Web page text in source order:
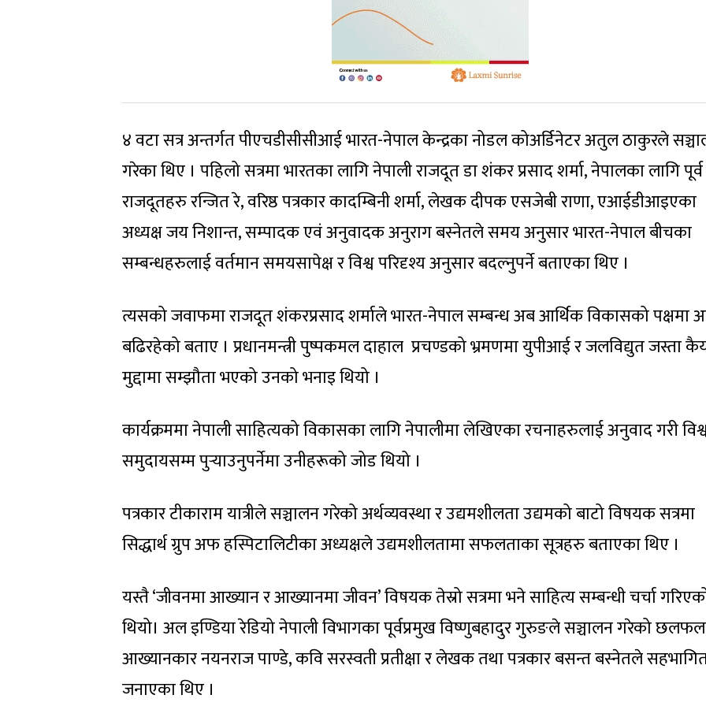
४ वटा सत्र अन्तर्गत पीएचडीसीसीआई भारत-नेपाल केन्द्रका नोडल कोअर्डिनेटर अतुल ठाकुरले
गरेका थिए । पहिलो सत्रमा भारतका लागि नेपाली राजदूत डा शंकर प्रसाद शर्मा, नेपालका लागि पूर्व
राजदूतहरु रन्जित रे, वरिष्ठ पत्रकार कादम्बिनी शर्मा, लेखक दीपक एसजेबी राणा, एआईडीआइएका
अध्यक्ष जय निशान्त, सम्पादक एवं अनुवादक अनुराग बस्नेतले समय अनुसार भारत-नेपाल बीचका
सम्बन्धहरुलाई वर्तमान समयसापेक्ष र विश्व परिदृश्य अनुसार बदल्नुपर्ने बताएका थिए ।
त्यसको जवाफमा राजदूत शंकरप्रसाद शर्माले भारत-नेपाल सम्बन्ध अब आर्थिक विकासको पक्षमा
बढिरहेको बताए । प्रधानमन्त्री पुष्पकमल दाहाल प्रचण्डको भ्रमणमा युपीआई र जलविद्युत जस्ता
मुद्दामा सम्झौता भएको उनको भनाइ थियो ।
कार्यक्रममा नेपाली साहित्यको विकासका लागि नेपालीमा लेखिएका रचनाहरुलाई अनुवाद गरी
समुदायसम्म पुर्‍याउनुपर्नेमा उनीहरूको जोड थियो ।
पत्रकार टीकाराम यात्रीले सञ्चालन गरेको अर्थव्यवस्था र उद्यमशीलता उद्यमको बाटो विषयक सत्रमा
सिद्धार्थ ग्रुप अफ हस्पिटालिटीका अध्यक्षले उद्यमशीलतामा सफलताका सूत्रहरु बताएका थिए ।
यस्तै ‘जीवनमा आख्यान र आख्यानमा जीवन’ विषयक तेस्रो सत्रमा भने साहित्य सम्बन्धी चर्चा
थियो। अल इण्डिया रेडियो नेपाली विभागका पूर्वप्रमुख विष्णुबहादुर गुरुङले सञ्चालन गरेको
आख्यानकार नयनराज पाण्डे, कवि सरस्वती प्रतीक्षा र लेखक तथा पत्रकार बसन्त बस्नेतले
जनाएका थिए ।